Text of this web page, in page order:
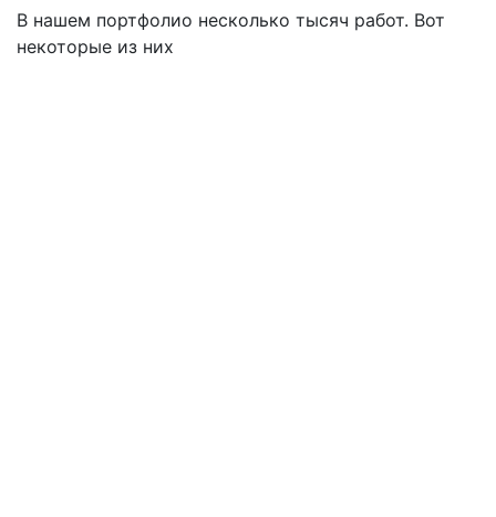
В нашем портфолио несколько тысяч работ. Вот
некоторые из них